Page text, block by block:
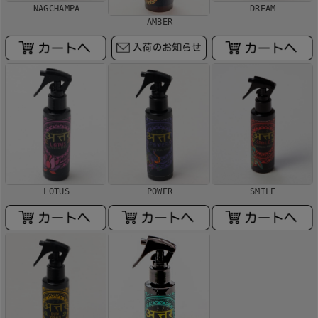
NAGCHAMPA
AMBER
DREAM
LOTUS POWER SMILE